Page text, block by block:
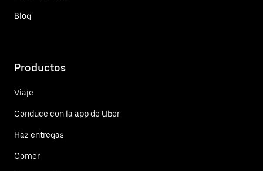
Blog
Productos
Viaje
Conduce con la app de Uber
Haz entregas
Comer